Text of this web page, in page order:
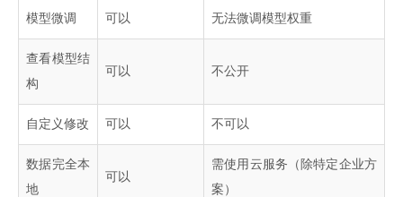
模型微调 可以 无法微调模型权重
查看模型结
构
可以 不公开
自定义修改 可以 不可以
数据完全本
地
可以
需使用云服务（除特定企业方
案）